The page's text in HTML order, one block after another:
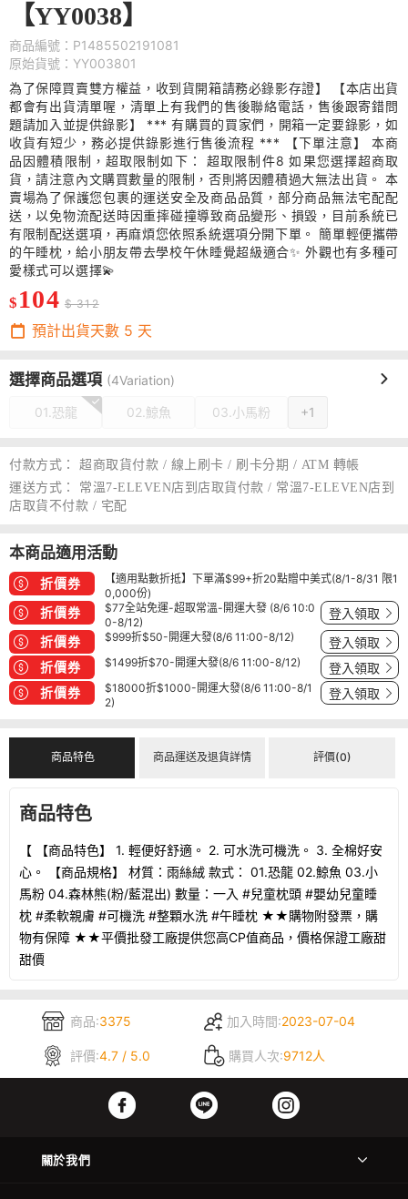
【YY0038】
商品編號：P1485502191081
原始貨號：YY003801
為了保障買賣雙方權益，收到貨開箱請務必錄影存證】 【本店出貨
都會有出貨清單喔，清單上有我們的售後聯絡電話，售後跟寄錯問
題請加入並提供錄影】 *** 有購買的買家們，開箱一定要錄影，如
收貨有短少，務必提供錄影進行售後流程 *** 【下單注意】 本商
品因體積限制，超取限制如下： 超取限制件8 如果您選擇超商取
貨，請注意內文購買數量的限制，否則將因體積過大無法出貨。 本
賣場為了保護您包裹的運送安全及商品品質，部分商品無法宅配配
送，以免物流配送時因重摔碰撞導致商品變形、損毀，目前系統已
有限制配送選項，再麻煩您依照系統選項分開下單。 簡單輕便攜帶
的午睡枕，給小朋友帶去學校午休睡覺超級適合✨ 外觀也有多種可
愛樣式可以選擇💫
$ 104 $ 312
預計出貨天數 5 天
選擇商品選項 (4Variation)
01.恐龍 02.鯨魚 03.小馬粉 +1
付款方式：
超商取貨付款 / 線上刷卡 / 刷卡分期 / ATM 轉帳
運送方式：
常溫7-ELEVEN店到店取貨付款 / 常溫7-ELEVEN店到
店取貨不付款 / 宅配
本商品適用活動
折價券
【適用點數折抵】下單滿$99+折20點贈中美式(8/1-8/31 限1
0,000份)
折價券
$77全站免運-超取常溫-開運大發 (8/6 10:0
0-8/12)
登入領取
折價券 $999折$50-開運大發(8/6 11:00-8/12) 登入領取
折價券 $1499折$70-開運大發(8/6 11:00-8/12) 登入領取
折價券
$18000折$1000-開運大發(8/6 11:00-8/1
2)
登入領取
商品特色 商品運送及退貨詳情 評價(0)
商品特色
【 【商品特色】 1. 輕便好舒適。 2. 可水洗可機洗。 3. 全棉好安
心。 【商品規格】 材質：雨絲絨 款式： 01.恐龍 02.鯨魚 03.小
馬粉 04.森林熊(粉/藍混出) 數量：一入 #兒童枕頭 #嬰幼兒童睡
枕 #柔軟親膚 #可機洗 #整顆水洗 #午睡枕 ★★購物附發票，購
物有保障 ★★平價批發工廠提供您高CP值商品，價格保證工廠甜
甜價
商品:3375 加入時間:2023-07-04
評價:4.7 / 5.0 購買人次:9712人
關於我們